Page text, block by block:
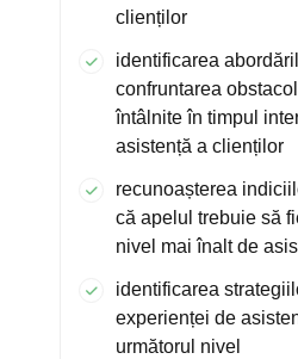
clienților
identificarea
confruntarea
întâlnite în timpul
asistență a clienților
recunoașterea
că apelul trebuie să
nivel mai înalt de
identificarea
experienței de
următorul nivel